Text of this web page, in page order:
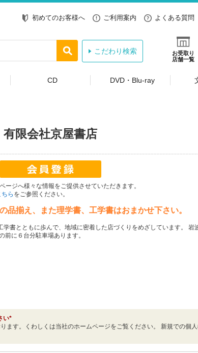
初めてのお客様へ ご利用案内 よくある質問
お受取り
店舗一覧
こだわり検索
CD DVD・Blu-ray
有限会社京屋書店
ジへ様々な情報をご提供させていただきます。
ちら をご参照ください。
品揃え、また理学書、工学書はおまかせ下さい。
学書とともに歩んで、地域に密着した店づくりをめざしています。 岩
前に６台分駐車場あります。
い*
ます。くわしくは当社のホームページをご覧ください。 新規での個